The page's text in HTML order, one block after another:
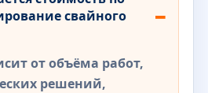
свайного
от объёма работ,
решений,